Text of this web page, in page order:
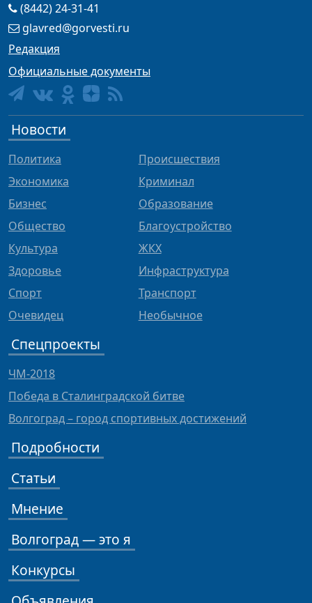
(8442) 24-31-41
glavred@gorvesti.ru
Редакция
Официальные документы
Новости
Политика
Экономика
Бизнес
Общество
Культура
Здоровье
Спорт
Очевидец
Происшествия
Криминал
Образование
Благоустройство
ЖКХ
Инфраструктура
Транспорт
Необычное
Спецпроекты
ЧМ-2018
Победа в Сталинградской битве
Волгоград – город спортивных достижений
Подробности
Статьи
Мнение
Волгоград — это я
Конкурсы